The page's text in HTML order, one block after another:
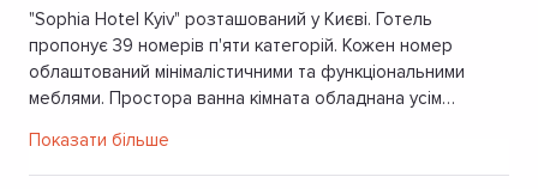
"Sophia Hotel Kyiv" розташований у Києві. Готель
пропонує 39 номерів п'яти категорій. Кожен номер
облаштований мінімалістичними та функціональними
меблями. Простора ванна кімната обладнана усім
робочою поверхнею та телефоном. В номері є TV-
плазма, кавова машина та мінібар. Також є кафе,
Показати більше